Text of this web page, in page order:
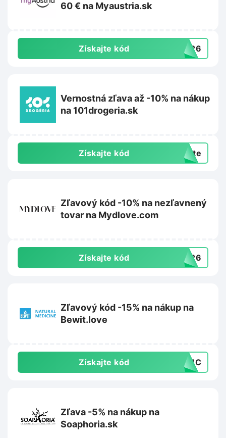
60 € na Myaustria.sk
Získajte kód 3426
Vernostná zľava až -10% na nákup
na 101drogeria.sk
Získajte kód exte
Zľavový kód -10% na nezľavnený
tovar na Mydlove.com
Získajte kód VE26
Zľavový kód -15% na nákup na
Bewit.love
Získajte kód PC1C
Zľava -5% na nákup na
Soaphoria.sk